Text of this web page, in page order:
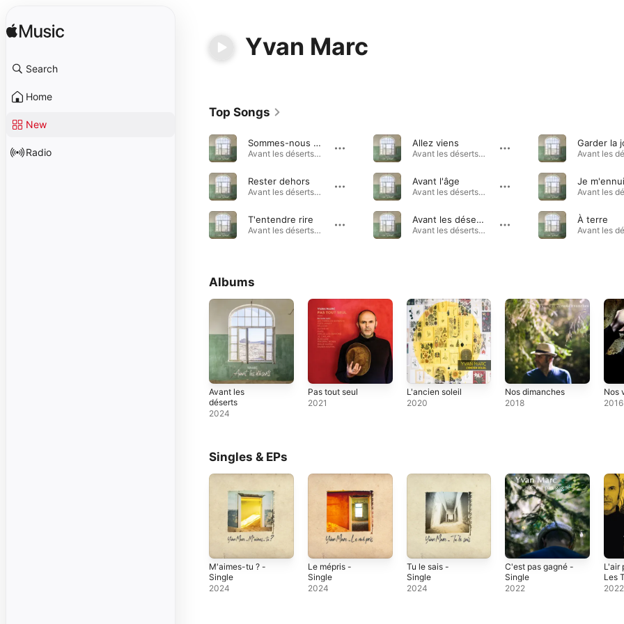
Search
Home
New
Radio
Yvan Marc
Top Songs
Sommes-nous prêts ?
Avant les déserts · 2024
Rester dehors
Avant les déserts · 2024
T'entendre rire
Avant les déserts · 2024
Allez viens
Avant les déserts · 2024
Avant l'âge
Avant les déserts · 2024
Avant les déserts
Avant les déserts · 2024
Garder la
Je
À terre
Albums
Avant les
déserts
2024
Pas tout seul
2021
L'ancien soleil
2020
Nos dimanches
2018
Nos
2016
Singles & EPs
M'aimes-tu ? -
Single
2024
Le mépris -
Single
2024
Tu le sais -
Single
2024
C'est pas gagné -
Single
2022
L'air
Les
-2022